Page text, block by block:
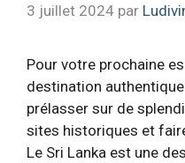
3 juillet 2024 par
Pour votre prochaine
destination
prélasser sur de
sites historiques et
Le Sri Lanka est une